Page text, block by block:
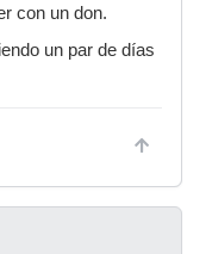
con un don.
un par de días